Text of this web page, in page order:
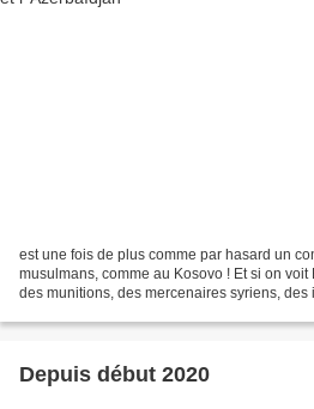
est une fois de plus comme par hasard un
musulmans, comme au Kosovo ! Et si on
des munitions, des mercenaires syriens, des
Depuis début 2020